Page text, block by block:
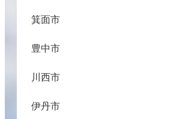
箕面市
豊中市
川西市
伊丹市